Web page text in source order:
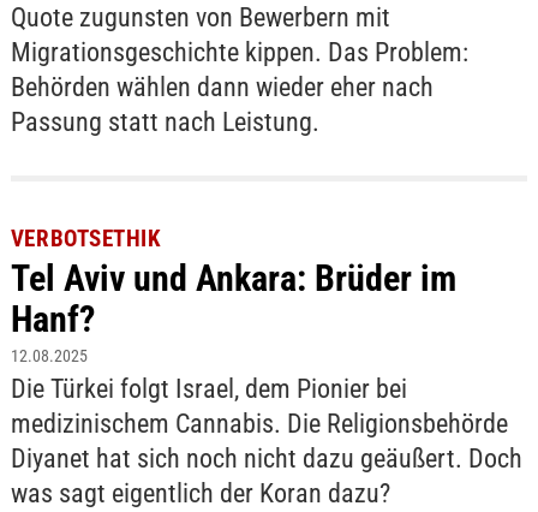
Quote zugunsten von Bewerbern mit
Migrationsgeschichte kippen. Das Problem:
Behörden wählen dann wieder eher nach
Passung statt nach Leistung.
VERBOTSETHIK
Tel Aviv und Ankara: Brüder im
Hanf?
12.08.2025
Die Türkei folgt Israel, dem Pionier bei
medizinischem Cannabis. Die Religionsbehörde
Diyanet hat sich noch nicht dazu geäußert. Doch
was sagt eigentlich der Koran dazu?